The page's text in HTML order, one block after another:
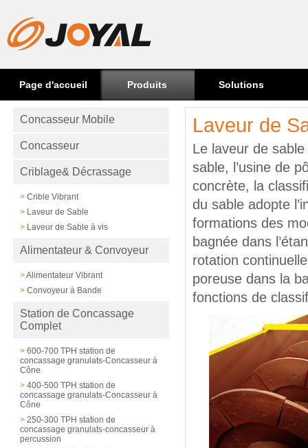
Page d'accueil Produits Solutions
Concasseur Mobile
Concasseur
Criblage& Décrassage
>Crible Vibrant
> Laveur de Sable
> Laveur de Sable à vis
Alimentateur & Convoyeur
>Alimentateur Vibrant
>Convoyeur à Bande
Station de Concassage
Complet
>600-700 TPH station de
concassage granulats-Concasseur à
Cône
>400-500 TPH station de
concassage granulats-Concasseur à
Cône
> 250-300 TPH station de
concassage granulats-concasseur à
percussion
Laveur de
Le laveur de
sable, l’usine de
concrète, la
du sable adopte
formations des
bagnée dans
rotation
poreuse dans la
fonctions de